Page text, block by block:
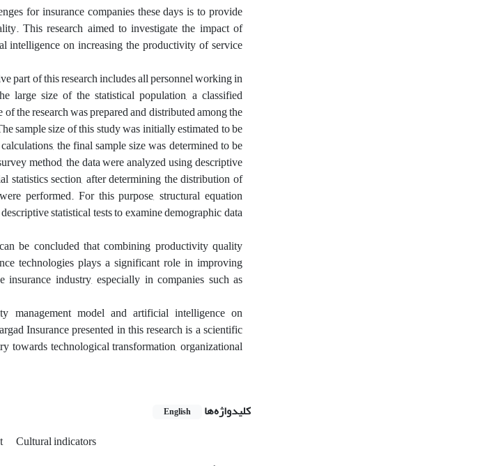
for insurance companies these days is to provide
This research aimed to investigate the impact of
intelligence on increasing the productivity of service
part of this research includes all personnel working in
large size of the statistical population, a classified
the research was prepared and distributed among the
sample size of this study was initially estimated to be
the final sample size was determined to be
method, the data were analyzed using descriptive
statistics section, after determining the distribution of
performed. For this purpose, structural equation
statistical tests to examine demographic data
be concluded that combining productivity quality
technologies plays a significant role in improving
industry, especially in companies such as
management model and artificial intelligence on
Insurance presented in this research is a scientific
towards technological transformation, organizational
کلیدواژه‌ها English
Cultural indicators